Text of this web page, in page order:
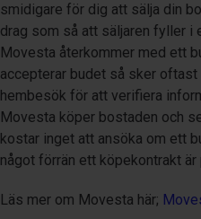
smidigare för dig att sälja din
drag som så att säljaren fyller
Movesta återkommer med ett
accepterar budet så sker
hembesök för att verifiera
Movesta köper bostaden och
kostar inget att ansöka om ett
något förrän ett köpekontrakt är
Läs mer om Movesta här;